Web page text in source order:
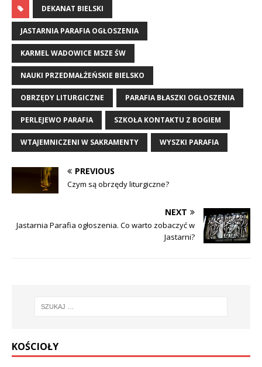
DEKANAT BIELSKI
JASTARNIA PARAFIA OGŁOSZENIA
KARMEL WADOWICE MSZE ŚW
NAUKI PRZEDMAŁŻEŃSKIE BIELSKO
OBRZĘDY LITURGICZNE PARAFIA BŁASZKI OGŁOSZENIA
PERLEJEWO PARAFIA SZKOŁA KONTAKTU Z BOGIEM
WTAJEMNICZENI W SAKRAMENTY WYSZKI PARAFIA
PREVIOUS
Czym są obrzędy liturgiczne?
NEXT
Jastarnia Parafia ogłoszenia. Co warto zobaczyć w
Jastarni?
KOŚCIOŁY